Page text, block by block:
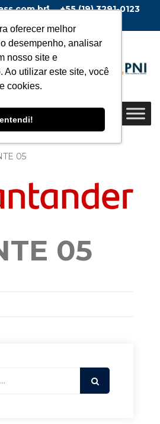
oferecer melhor
desempenho, analisar
nosso site e
Ao utilizar este site, você
cookies.
+55 (19) 3291-0123
05
05